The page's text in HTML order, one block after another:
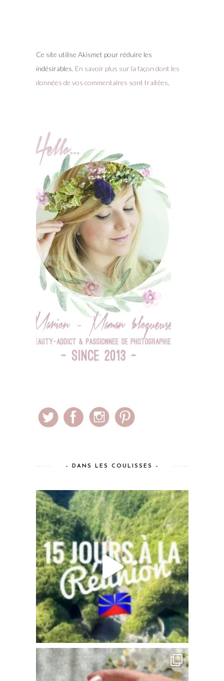
Ce site utilise Akismet pour réduire les
indésirables. En savoir plus sur la façon dont les
données de vos commentaires sont traitées.
– DANS LES COULISSES –